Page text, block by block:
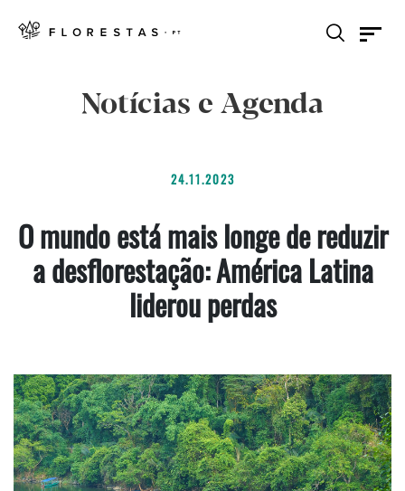
Notícias e Agenda
24.11.2023
O mundo está mais longe de reduzir
a desflorestação: América Latina
liderou perdas